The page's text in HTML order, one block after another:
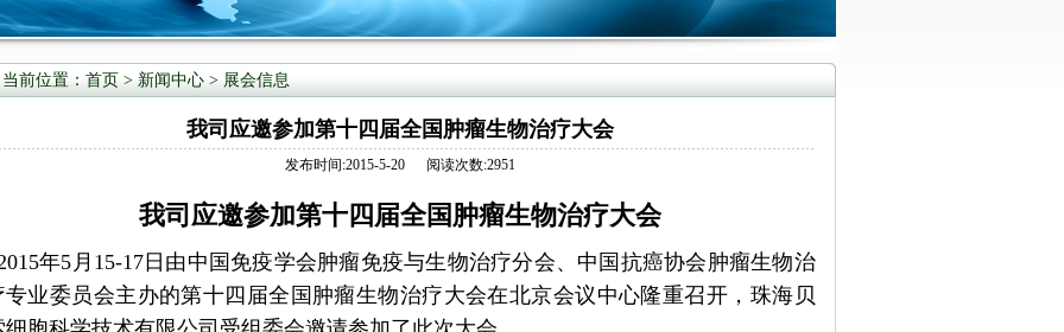
当前位置： 首页 > 新闻中心 > 展会信息
我司应邀参加第十四届全国肿瘤生物治疗大会
发布时间:2015-5-20 阅读次数:2951
我司应邀参加第十四届全国肿瘤生物治疗大会
年5月15-17日由中国免疫学会肿瘤免疫与生物治疗分会、中国抗癌协会肿瘤生物治
专业委员会主办的第十四届全国肿瘤生物治疗大会在北京会议中心隆重召开，珠海贝